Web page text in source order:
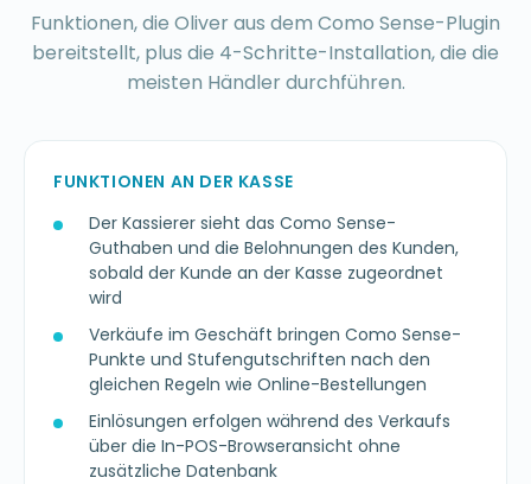
Funktionen, die Oliver aus dem Como Sense-Plugin
bereitstellt, plus die 4-Schritte-Installation, die die
meisten Händler durchführen.
FUNKTIONEN AN DER KASSE
Der Kassierer sieht das Como Sense-
Guthaben und die Belohnungen des Kunden,
sobald der Kunde an der Kasse zugeordnet
wird
Verkäufe im Geschäft bringen Como Sense-
Punkte und Stufengutschriften nach den
gleichen Regeln wie Online-Bestellungen
Einlösungen erfolgen während des Verkaufs
über die In-POS-Browseransicht ohne
zusätzliche Datenbank